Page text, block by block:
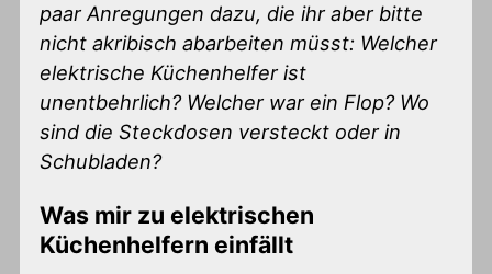
paar Anregungen dazu, die ihr aber bitte
nicht akribisch abarbeiten müsst: Welcher
elektrische Küchenhelfer ist
unentbehrlich? Welcher war ein Flop? Wo
sind die Steckdosen versteckt oder in
Schubladen?
Was mir zu elektrischen
Küchenhelfern einfällt